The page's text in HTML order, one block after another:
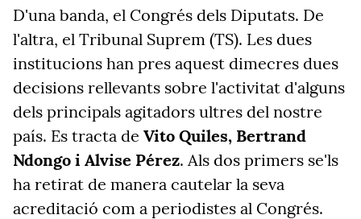
D'una banda, el Congrés dels Diputats. De
l'altra, el Tribunal Suprem (TS). Les dues
institucions han pres aquest dimecres dues
decisions rellevants sobre l'activitat d'alguns
dels principals agitadors ultres del nostre
país. Es tracta de Vito Quiles, Bertrand
Ndongo i Alvise Pérez. Als dos primers se'ls
ha retirat de manera cautelar la seva
acreditació com a periodistes al Congrés.